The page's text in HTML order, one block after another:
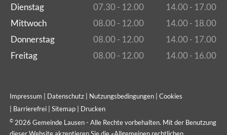
Dienstag
07.30 - 12.00
14.00 - 17.00
Mittwoch
08.00 - 12.00
14.00 - 18.00
Donnerstag
08.00 - 12.00
14.00 - 17.00
Freitag
08.00 - 12.00 14.00 - 16.00
© 2026 Gemeinde Lausen - Alle Rechte vorbehalten. Mit der Benutzung
dieser Website akzeptieren Sie die «Allgemeinen rechtlichen
Impressum Datenschutz Nutzungsbedingungen
Cookies
Barrierefrei Sitemap Drucken